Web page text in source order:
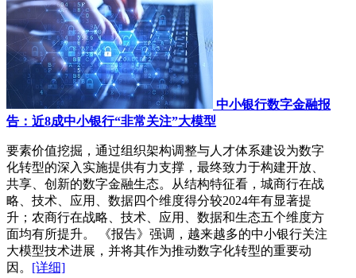
中小银行数字金融报
告：近8成中小银行“非常关注”大模型
要素价值挖掘，通过组织架构调整与人才体系建设为数字
化转型的深入实施提供有力支撑，最终致力于构建开放、
共享、创新的数字金融生态。从结构特征看，城商行在战
略、技术、应用、数据四个维度得分较2024年有显著提
升；农商行在战略、技术、应用、数据和生态五个维度方
面均有所提升。 《报告》强调，越来越多的中小银行关注
大模型技术进展，并将其作为推动数字化转型的重要动
因。 [详细]